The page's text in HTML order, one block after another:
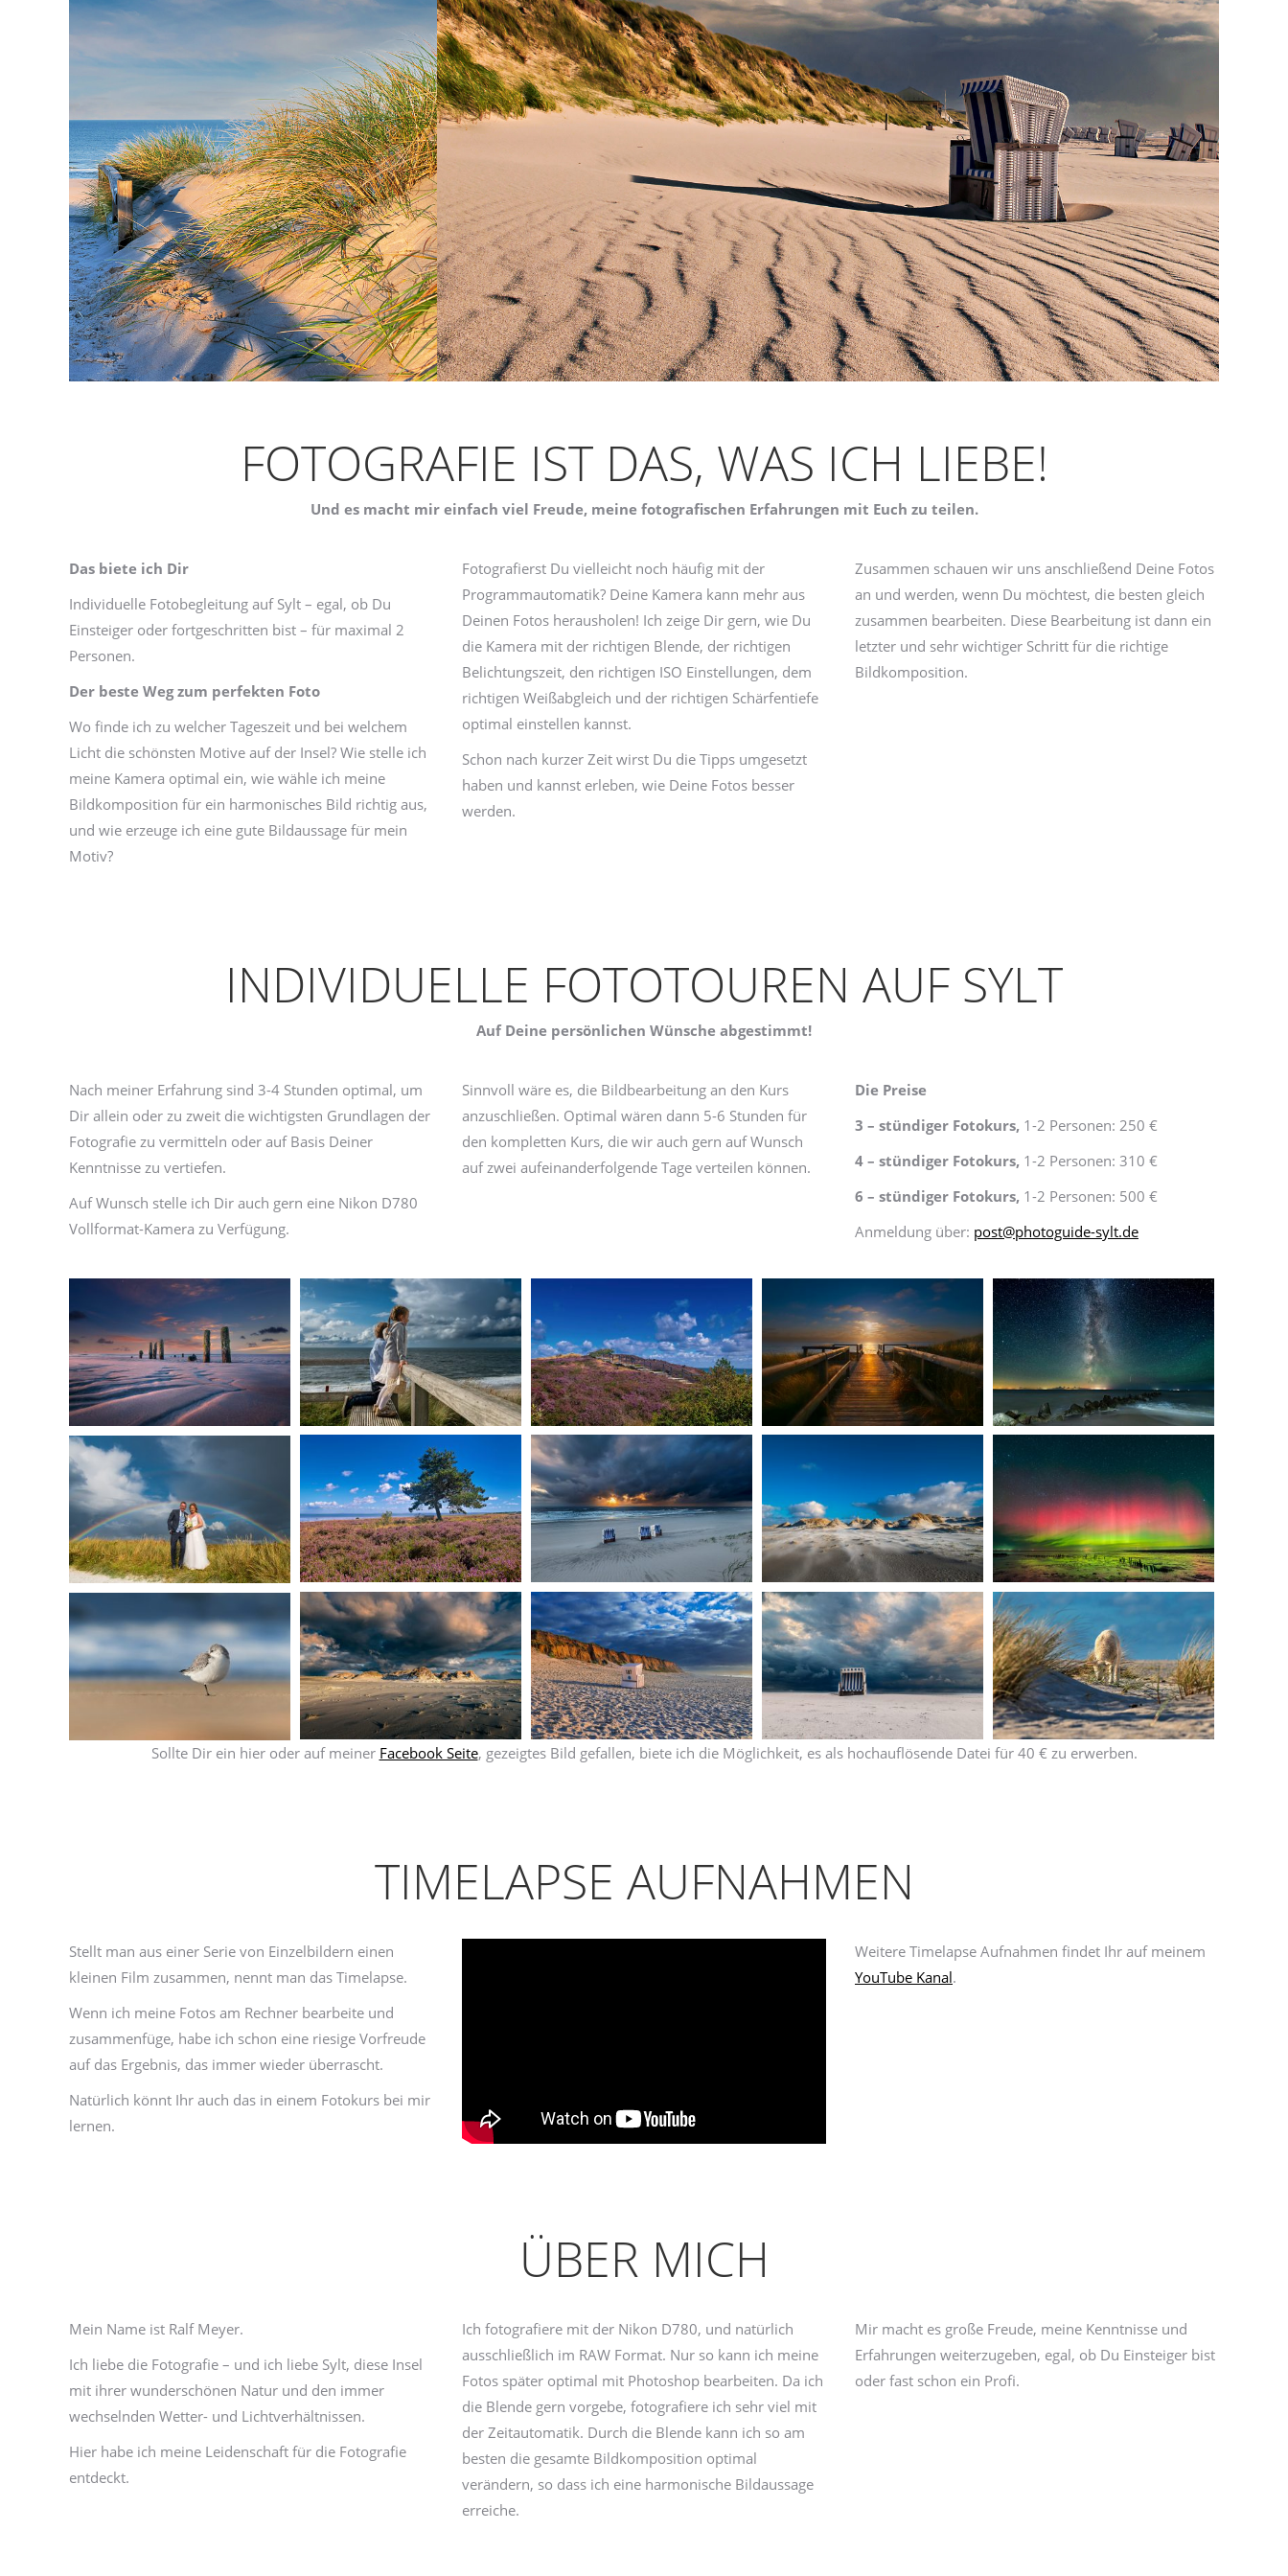
FOTOGRAFIE IST DAS, WAS ICH LIEBE!
Und es macht mir einfach viel Freude, meine fotografischen Erfahrungen mit Euch zu teilen.
Das biete ich Dir
Individuelle Fotobegleitung auf Sylt – egal, ob Du
Einsteiger oder fortgeschritten bist – für maximal 2
Personen.
Der beste Weg zum perfekten Foto
Wo finde ich zu welcher Tageszeit und bei welchem
Licht die schönsten Motive auf der Insel? Wie stelle ich
meine Kamera optimal ein, wie wähle ich meine
Bildkomposition für ein harmonisches Bild richtig aus,
und wie erzeuge ich eine gute Bildaussage für mein
Motiv?
Fotografierst Du vielleicht noch häufig mit der
Programmautomatik? Deine Kamera kann mehr aus
Deinen Fotos herausholen! Ich zeige Dir gern, wie Du
die Kamera mit der richtigen Blende, der richtigen
Belichtungszeit, den richtigen ISO Einstellungen, dem
richtigen Weißabgleich und der richtigen Schärfentiefe
optimal einstellen kannst.
Schon nach kurzer Zeit wirst Du die Tipps umgesetzt
haben und kannst erleben, wie Deine Fotos besser
werden.
Zusammen schauen wir uns anschließend Deine Fotos
an und werden, wenn Du möchtest, die besten gleich
zusammen bearbeiten. Diese Bearbeitung ist dann ein
letzter und sehr wichtiger Schritt für die richtige
Bildkomposition.
INDIVIDUELLE FOTOTOUREN AUF SYLT
Auf Deine persönlichen Wünsche abgestimmt!
Nach meiner Erfahrung sind 3-4 Stunden optimal, um
Dir allein oder zu zweit die wichtigsten Grundlagen der
Fotografie zu vermitteln oder auf Basis Deiner
Kenntnisse zu vertiefen.
Auf Wunsch stelle ich Dir auch gern eine Nikon D780
Vollformat-Kamera zu Verfügung.
Sinnvoll wäre es, die Bildbearbeitung an den Kurs
anzuschließen. Optimal wären dann 5-6 Stunden für
den kompletten Kurs, die wir auch gern auf Wunsch
auf zwei aufeinanderfolgende Tage verteilen können.
Die Preise
3 – stündiger Fotokurs, 1-2 Personen: 250 €
4 – stündiger Fotokurs, 1-2 Personen: 310 €
6 – stündiger Fotokurs, 1-2 Personen: 500 €
Anmeldung über: post@photoguide-sylt.de
Sollte Dir ein hier oder auf meiner Facebook Seite, gezeigtes Bild gefallen, biete ich die Möglichkeit, es als hochauflösende Datei für 40 € zu erwerben.
TIMELAPSE AUFNAHMEN
Stellt man aus einer Serie von Einzelbildern einen
kleinen Film zusammen, nennt man das Timelapse.
Wenn ich meine Fotos am Rechner bearbeite und
zusammenfüge, habe ich schon eine riesige Vorfreude
auf das Ergebnis, das immer wieder überrascht.
Natürlich könnt Ihr auch das in einem Fotokurs bei mir
lernen.
Weitere Timelapse Aufnahmen findet Ihr auf meinem
YouTube Kanal.
ÜBER MICH
Mein Name ist Ralf Meyer.
Ich liebe die Fotografie – und ich liebe Sylt, diese Insel
mit ihrer wunderschönen Natur und den immer
wechselnden Wetter- und Lichtverhältnissen.
Hier habe ich meine Leidenschaft für die Fotografie
entdeckt.
Ich fotografiere mit der Nikon D780, und natürlich
ausschließlich im RAW Format. Nur so kann ich meine
Fotos später optimal mit Photoshop bearbeiten. Da ich
die Blende gern vorgebe, fotografiere ich sehr viel mit
der Zeitautomatik. Durch die Blende kann ich so am
besten die gesamte Bildkomposition optimal
verändern, so dass ich eine harmonische Bildaussage
erreiche.
Mir macht es große Freude, meine Kenntnisse und
Erfahrungen weiterzugeben, egal, ob Du Einsteiger bist
oder fast schon ein Profi.